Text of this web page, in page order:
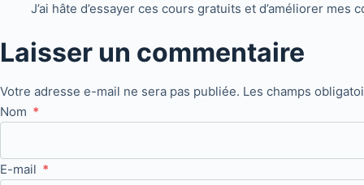
J’ai hâte d’essayer ces cours gratuits et d’améliorer mes
Laisser un commentaire
Votre adresse e-mail ne sera pas publiée. Les champs
Nom *
E-mail *